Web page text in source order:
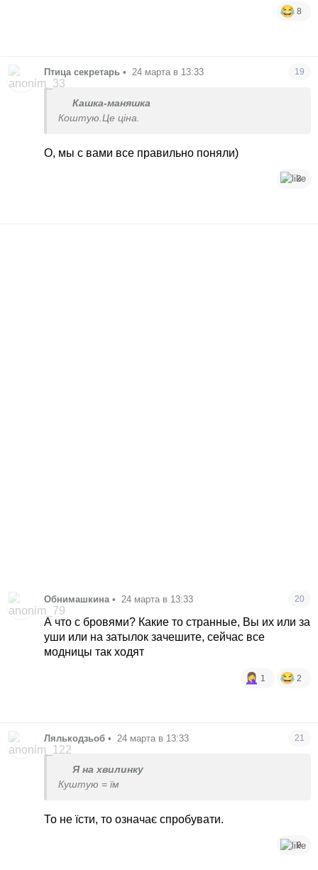
8
Птица секретарь • 24 марта в 13:33 19
Кашка-маняшка
Коштую.Це ціна.
О, мы с вами все правильно поняли)
3
Обнимашкина • 24 марта в 13:33 20
А что с бровями? Какие то странные, Вы их или за
уши или на затылок зачешите, сейчас все
модницы так ходят
1 2
Лялькодзьоб • 24 марта в 13:33 21
Я на хвилинку
Куштую = їм
То не їсти, то означає спробувати.
9